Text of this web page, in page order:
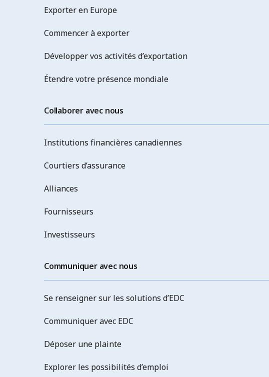
Exporter en Europe
Commencer à exporter
Développer vos activités d’exportation
Étendre votre présence mondiale
Collaborer avec nous
Institutions financières canadiennes
Courtiers d’assurance
Alliances
Fournisseurs
Investisseurs
Communiquer avec nous
Se renseigner sur les solutions d’EDC
Communiquer avec EDC
Déposer une plainte
Explorer les possibilités d’emploi